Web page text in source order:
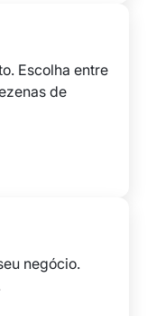
Escolha entre
de
negócio.